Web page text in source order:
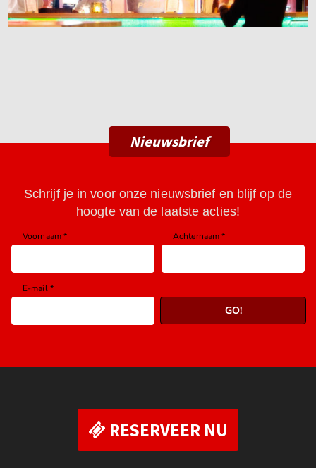
Nieuwsbrief
RESERVEER NU